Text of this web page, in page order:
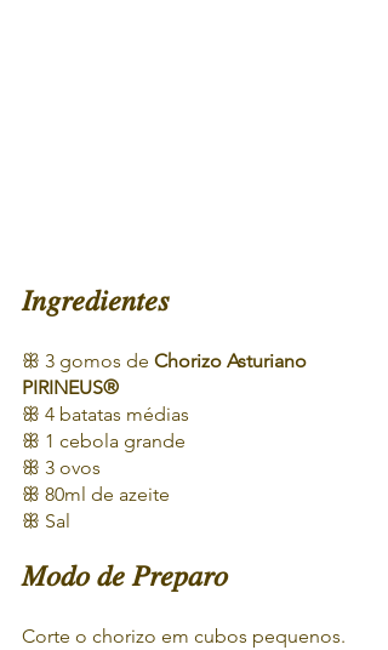
𝐼𝑛𝑔𝑟𝑒𝑑𝑖𝑒𝑛𝑡𝑒𝑠
ꕥ 3 gomos de Chorizo Asturiano
PIRINEUS®
ꕥ 4 batatas médias
ꕥ 1 cebola grande
ꕥ 3 ovos
ꕥ 80ml de azeite
ꕥ Sal
𝑀𝑜𝑑𝑜 𝑑𝑒 𝑃𝑟𝑒𝑝𝑎𝑟𝑜
Corte o chorizo em cubos pequenos.